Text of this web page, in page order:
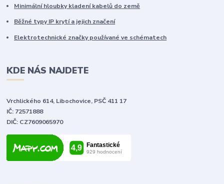
Minimální hloubky kladení kabelů do země
Běžné typy IP krytí a jejich značení
Elektrotechnické značky používané ve schématech
KDE NÁS NAJDETE
Vrchlického 614, Libochovice, PSČ 411 17
IČ: 72571888
DIČ: CZ7609065970